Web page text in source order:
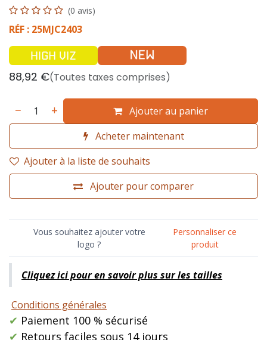
(0 avis)
RÉF : 25MJC2403
88,92 €(Toutes taxes comprises)
Ajouter au panier
Acheter maintenant
Ajouter pour comparer
Ajouter à la liste de souhaits
Vous souhaitez ajouter votre
logo ?
Personnaliser ce
produit
Cliquez ici pour en savoir plus sur les tailles
Conditions générales
✔ Paiement 100 % sécurisé
✔ Retours faciles sous 14 jours